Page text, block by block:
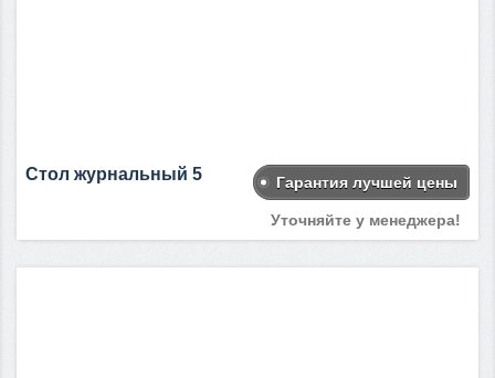
Стол журнальный 5 Гарантия лучшей цены
Уточняйте у менеджера!